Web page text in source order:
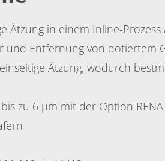
Ätzung in einem Inline-
Entfernung von dotiertem
Ätzung, wodurch
zu 6 µm mit der Option